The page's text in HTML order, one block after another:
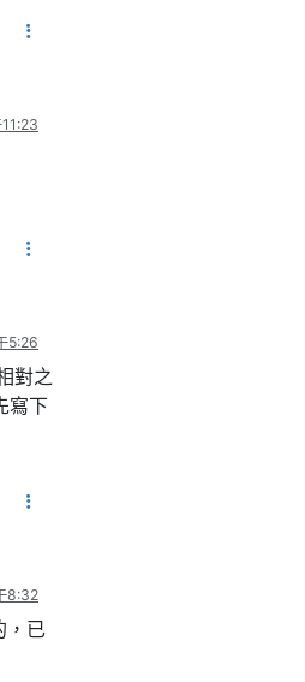
5:26
對之
寫下
8:32
，已